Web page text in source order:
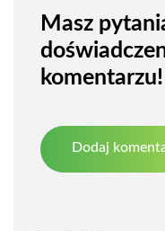
Masz
komentarzu!
Dodaj